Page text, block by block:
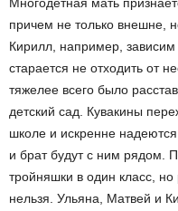
причем не только внешне,
Кирилл, например,
старается не отходить от
тяжелее всего было
детский сад. Кувакины
школе и искренне
и брат будут с ним рядом.
тройняшки в один класс,
нельзя. Ульяна, Матвей и